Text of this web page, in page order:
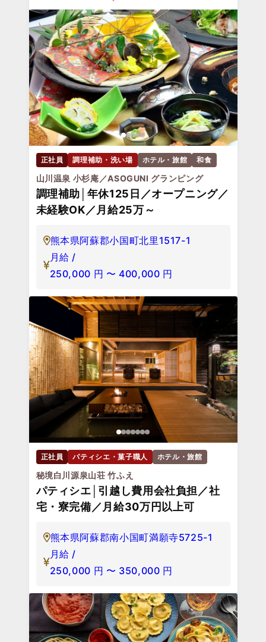
正社員 調理補助・洗い場 ホテル・旅館 和食
山川温泉 小杉庵／ASOGUNI グランピング
調理補助│年休125日／オープニング／
未経験OK／月給25万～
熊本県阿蘇郡小国町北里1517-1
月給 /
250,000 円 〜 400,000 円
正社員 パティシエ・菓子職人 ホテル・旅館
秘境白川源泉山荘 竹ふえ
パティシエ│引越し費用会社負担／社
宅・寮完備／月給30万円以上可
熊本県阿蘇郡南小国町満願寺5725-1
月給 /
250,000 円 〜 350,000 円